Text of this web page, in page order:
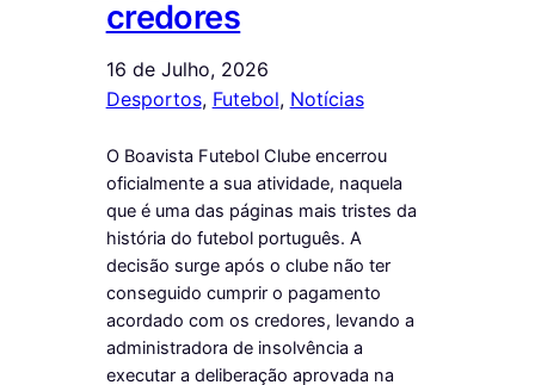
credores
16 de Julho, 2026
Desportos, Futebol, Notícias
O Boavista Futebol Clube encerrou
oficialmente a sua atividade, naquela
que é uma das páginas mais tristes da
história do futebol português. A
decisão surge após o clube não ter
conseguido cumprir o pagamento
acordado com os credores, levando a
administradora de insolvência a
executar a deliberação aprovada na